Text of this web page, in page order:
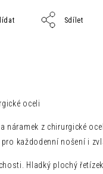
Sdílet
oceli
náramek z chirurgické
každodenní nošení i
Hladký plochý